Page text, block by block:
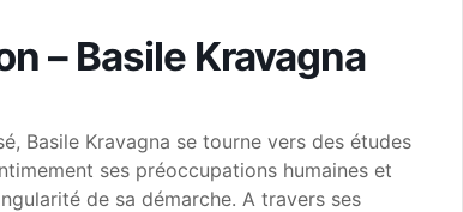
– Basile Kravagna
Basile Kravagna se tourne vers des études
ses préoccupations humaines et
de sa démarche. A travers ses